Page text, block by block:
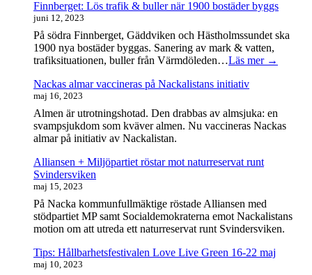
Finnberget: Lös trafik & buller när 1900 bostäder byggs
juni 12, 2023
På södra Finnberget, Gäddviken och Hästholmssundet ska
1900 nya bostäder byggas. Sanering av mark & vatten,
trafiksituationen, buller från Värmdöleden…Läs mer →
Nackas almar vaccineras på Nackalistans initiativ
maj 16, 2023
Almen är utrotningshotad. Den drabbas av almsjuka: en
svampsjukdom som kväver almen. Nu vaccineras Nackas
almar på initiativ av Nackalistan.
Alliansen + Miljöpartiet röstar mot naturreservat runt
Svindersviken
maj 15, 2023
På Nacka kommunfullmäktige röstade Alliansen med
stödpartiet MP samt Socialdemokraterna emot Nackalistans
motion om att utreda ett naturreservat runt Svindersviken.
Tips: Hållbarhetsfestivalen Love Live Green 16-22 maj
maj 10, 2023